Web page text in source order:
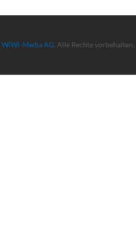
WiWi-Media AG. Alle Rechte vorbehalten.